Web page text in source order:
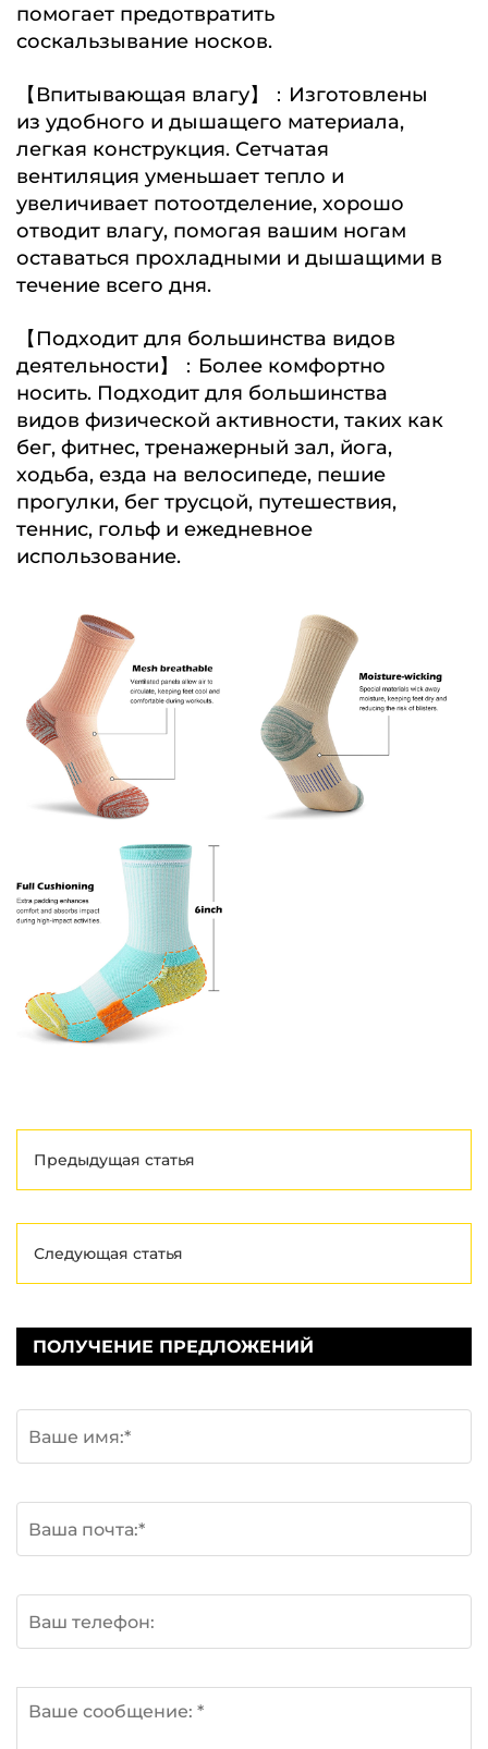
помогает предотвратить
соскальзывание носков.
【Впитывающая влагу】：Изготовлены
из удобного и дышащего материала,
легкая конструкция. Сетчатая
вентиляция уменьшает тепло и
увеличивает потоотделение, хорошо
отводит влагу, помогая вашим ногам
оставаться прохладными и дышащими в
течение всего дня.
【Подходит для большинства видов
деятельности】：Более комфортно
носить. Подходит для большинства
видов физической активности, таких как
бег, фитнес, тренажерный зал, йога,
ходьба, езда на велосипеде, пешие
прогулки, бег трусцой, путешествия,
теннис, гольф и ежедневное
использование.
Предыдущая статья
Следующая статья
ПОЛУЧЕНИЕ ПРЕДЛОЖЕНИЙ